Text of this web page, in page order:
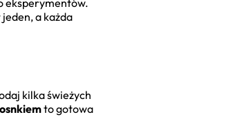
eksperymentów.
jeden, a każda
kilka świeżych
to gotowa